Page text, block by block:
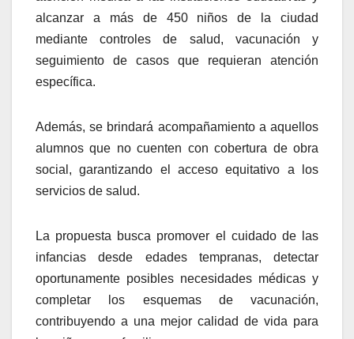
alcanzar a más de 450 niños de la ciudad
mediante controles de salud, vacunación y
seguimiento de casos que requieran atención
específica.
Además, se brindará acompañamiento a aquellos
alumnos que no cuenten con cobertura de obra
social, garantizando el acceso equitativo a los
servicios de salud.
La propuesta busca promover el cuidado de las
infancias desde edades tempranas, detectar
oportunamente posibles necesidades médicas y
completar los esquemas de vacunación,
contribuyendo a una mejor calidad de vida para